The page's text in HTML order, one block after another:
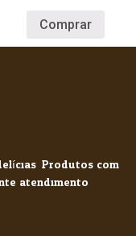
Comprar
Produtos com
atendimento.